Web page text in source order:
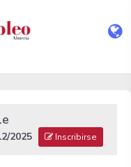
2025 Inscribirse